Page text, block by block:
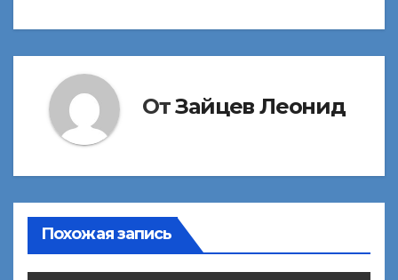
ОтЗайцев Леонид
Похожая запись